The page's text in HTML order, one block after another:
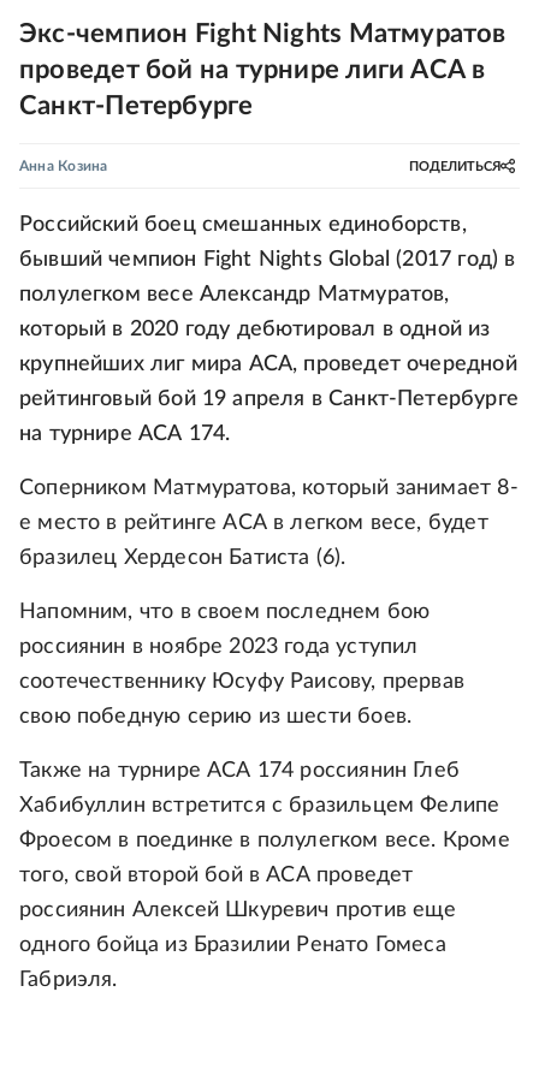
Экс-чемпион Fight Nights Матмуратов
проведет бой на турнире лиги АСА в
Санкт-Петербурге
Анна Козина ПОДЕЛИТЬСЯ
Российский боец смешанных единоборств,
бывший чемпион Fight Nights Global (2017 год) в
полулегком весе Александр Матмуратов,
который в 2020 году дебютировал в одной из
крупнейших лиг мира ACA, проведет очередной
рейтинговый бой 19 апреля в Санкт-Петербурге
на турнире АСА 174.
Соперником Матмуратова, который занимает 8-
е место в рейтинге АСА в легком весе, будет
бразилец Хердесон Батиста (6).
Напомним, что в своем последнем бою
россиянин в ноябре 2023 года уступил
соотечественнику Юсуфу Раисову, прервав
свою победную серию из шести боев.
Также на турнире АСА 174 россиянин Глеб
Хабибуллин встретится с бразильцем Фелипе
Фроесом в поединке в полулегком весе. Кроме
того, свой второй бой в АСА проведет
россиянин Алексей Шкуревич против еще
одного бойца из Бразилии Ренато Гомеса
Габриэля.